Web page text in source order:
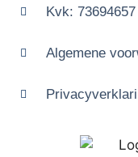
Kvk: 73694657
Algemene